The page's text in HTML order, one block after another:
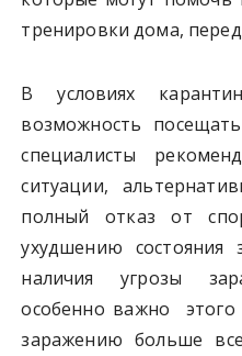
тренировки дома,
В условиях
возможность
специалисты
ситуации,
полный отказ от
ухудшению
наличия угрозы
особенно важно этого
заражению больше